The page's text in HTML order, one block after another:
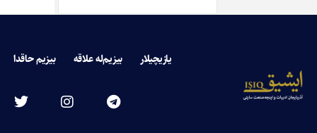
یازیچیلار بیزیم‌له علاقه بیزیم حاقدا